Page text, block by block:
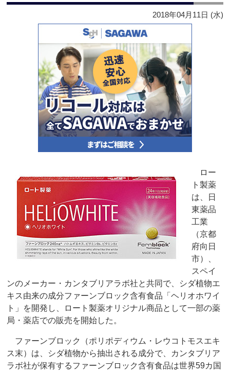
2018年04月11日 (水)
ロー
ト製薬
は、日
東薬品
工業
（京都
府向日
市）、
スペイ
ンのメーカー・カンタブリアラボ社と共同で、シダ植物エ
キス由来の成分ファーンブロック含有食品「ヘリオホワイ
ト」を開発し、ロート製薬オリジナル商品として一部の薬
局・薬店での販売を開始した。
ファーンブロック（ポリポディウム・レウコトモスエキ
ス末）は、シダ植物から抽出される成分で、カンタブリア
ラボ社が保有するファーンブロック含有食品は世界59カ国